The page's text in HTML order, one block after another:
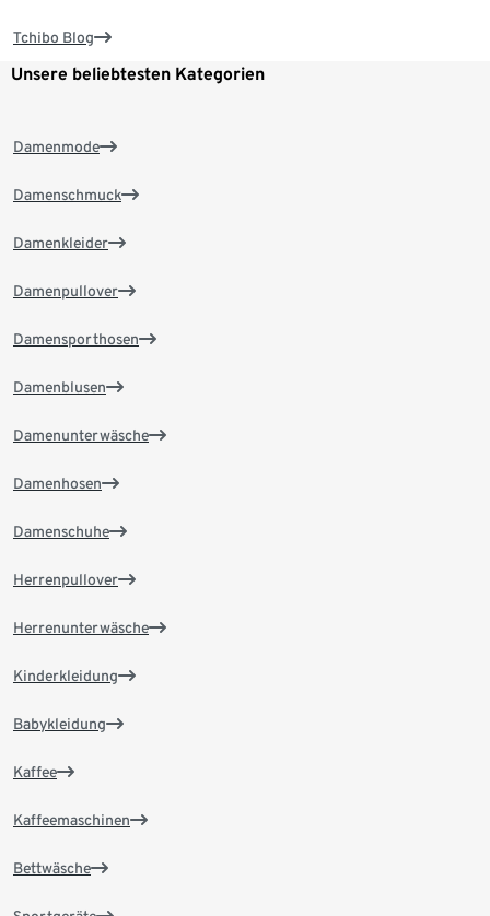
Tchibo Blog
Unsere beliebtesten Kategorien
Damenmode
Damenschmuck
Damenkleider
Damenpullover
Damensporthosen
Damenblusen
Damenunterwäsche
Damenhosen
Damenschuhe
Herrenpullover
Herrenunterwäsche
Kinderkleidung
Babykleidung
Kaffee
Kaffeemaschinen
Bettwäsche